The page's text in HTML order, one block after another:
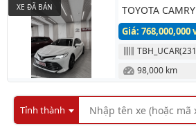
TOYOTA
Giá: 768,000,000
98,000 km
XE ĐÃ BÁN
Tỉnh thành